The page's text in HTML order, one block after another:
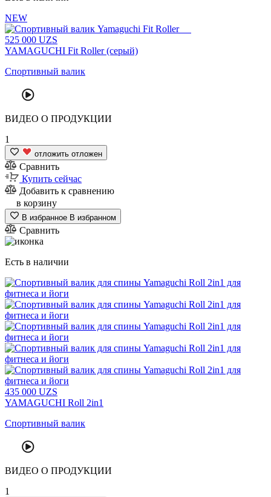
NEW
525 000 UZS
YAMAGUCHI Fit Roller (серый)
Спортивный валик
ВИДЕО О ПРОДУКЦИИ
1
отложить отложен
Сравнить
Купить сейчас
Добавить к сравнению
в корзину
В избранное В избранном
Сравнить
Есть в наличии
435 000 UZS
YAMAGUCHI Roll 2in1
Спортивный валик
ВИДЕО О ПРОДУКЦИИ
1